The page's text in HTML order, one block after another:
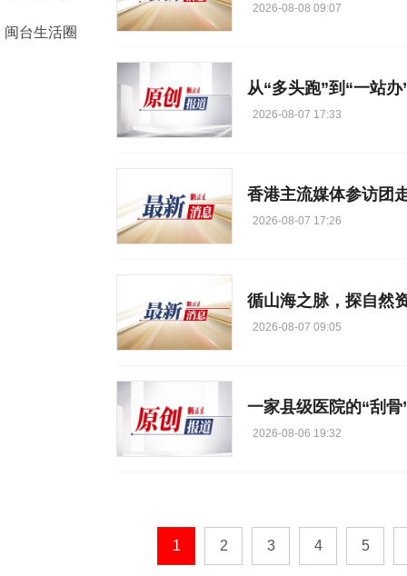
闽台生活圈
2026-08-08 09:07
从“多头跑”到“一站
2026-08-07 17:33
香港主流媒体参访团
2026-08-07 17:26
循山海之脉，探自然
2026-08-07 09:05
一家县级医院的“刮骨
2026-08-06 19:32
1 2 3 4 5